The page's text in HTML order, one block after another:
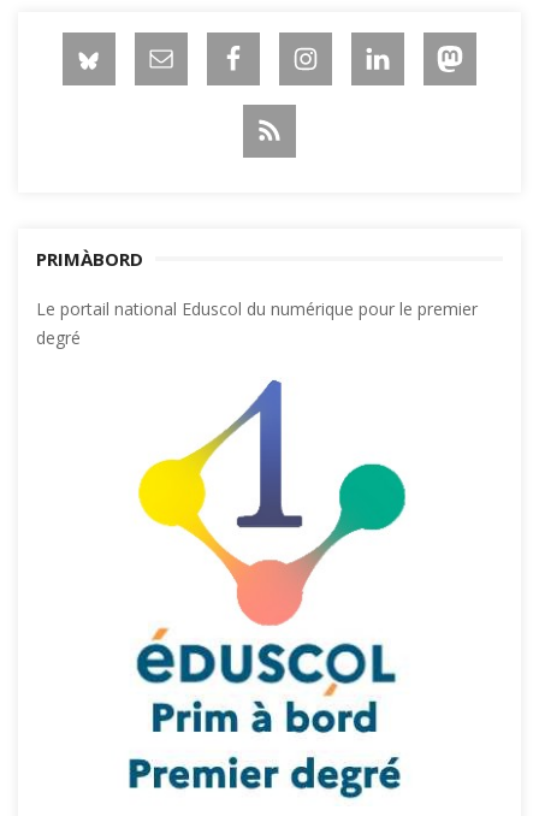
PRIMÀBORD
Le portail national Eduscol du numérique pour le premier
degré